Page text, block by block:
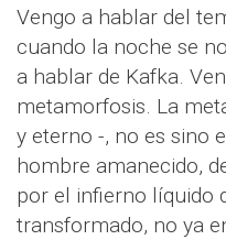
Vengo a hablar del
cuando la noche se
a hablar de Kafka.
metamorfosis. La
y eterno -, no es sino
hombre amanecido,
por el infierno líquido
transformado, no ya